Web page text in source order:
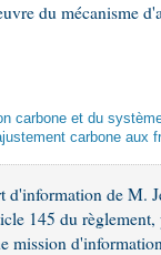
du mécanisme
carbone et du
carbone aux
de M.
145 du règlement,
mission